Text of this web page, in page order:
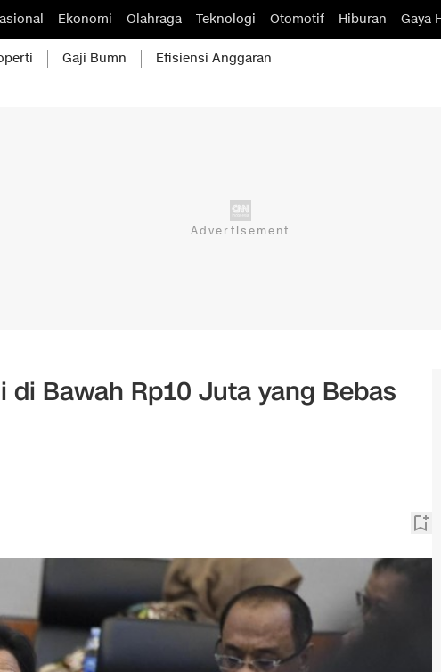
Ekonomi Olahraga Teknologi Otomotif Hiburan Gaya
Gaji Bumn Efisiensi Anggaran
di Bawah Rp10 Juta yang Bebas